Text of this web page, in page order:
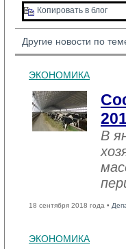
Копировать в блог
Другие новости по
ЭКОНОМИКА
В
18 сентября 2018 года •
ЭКОНОМИКА